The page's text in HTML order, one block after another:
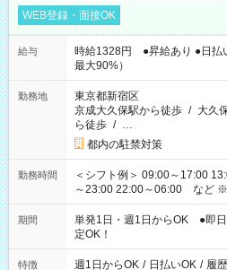
WEB登録・面接OK
給与
時給1328円 ●昇給あり ●日払
最大90%）
勤務地
東京都新宿区
京成大久保駅から徒歩 / 大久
ら徒歩 / …
都内の駐禁対策
勤務時間
＜シフト例＞ 09:00～17:00
～23:00 22:00～06:00 など ※「昼間だけ」「夜勤だけ」など
の希望OK
期間
単発1日・週1日からOK ●即
定OK！
特徴 週1日からOK / 日払いOK / 履